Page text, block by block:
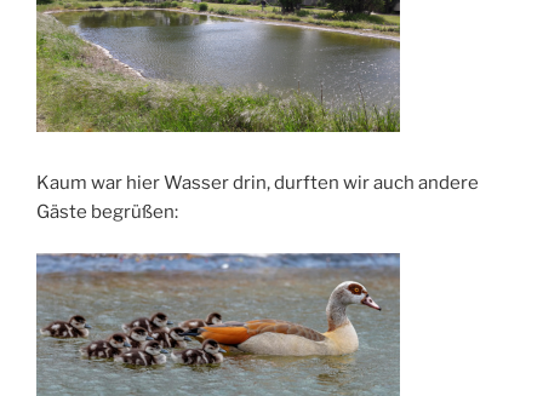
Kaum war hier Wasser drin, durften wir auch andere
Gäste begrüßen: